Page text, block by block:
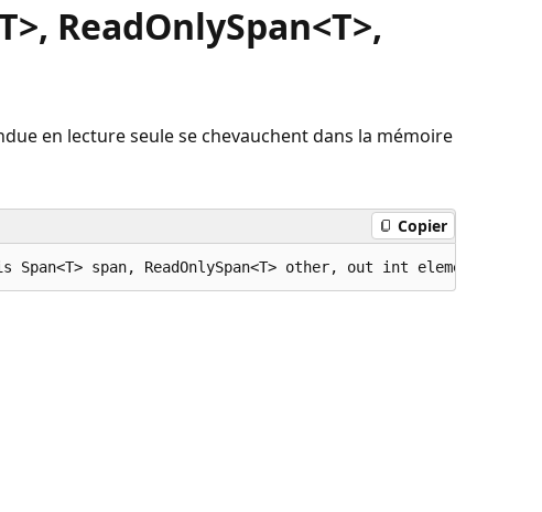
ReadOnlySpan<T>,
en lecture seule se chevauchent dans la mémoire
Copier
span, ReadOnlySpan<T> other, out int elementOffset);